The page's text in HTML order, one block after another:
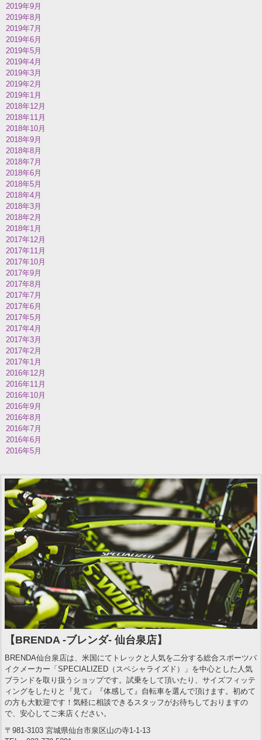
2019年9月
2019年8月
2019年7月
2019年6月
2019年5月
2019年4月
2019年3月
2019年2月
2019年1月
2018年12月
2018年11月
2018年10月
2018年9月
2018年8月
2018年7月
2018年6月
2018年5月
2018年4月
2018年3月
2018年2月
2018年1月
2017年12月
2017年11月
2017年10月
2017年9月
2017年8月
2017年7月
2017年6月
2017年5月
2017年4月
2017年3月
2017年2月
2017年1月
2016年12月
2016年11月
2016年10月
2016年9月
2016年8月
2016年7月
2016年6月
2016年5月
【BRENDA -ブレンダ- 仙台泉店】
BRENDA仙台泉店は、米国にてトレックと人気を二分する総合スポーツバ
イクメーカー「SPECIALIZED（スペシャライズド）」を中心とした人気
ブランドを取り扱うショップです。試乗をして頂いたり、サイズフィッテ
ィングをしたりと『見て』『体感して』自転車を選んで頂けます。初めて
の方も大歓迎です！気軽に相談できるスタッフがお待ちしておりますの
で、安心してご来店ください。
〒981-3103 宮城県仙台市泉区山の寺1-1-13